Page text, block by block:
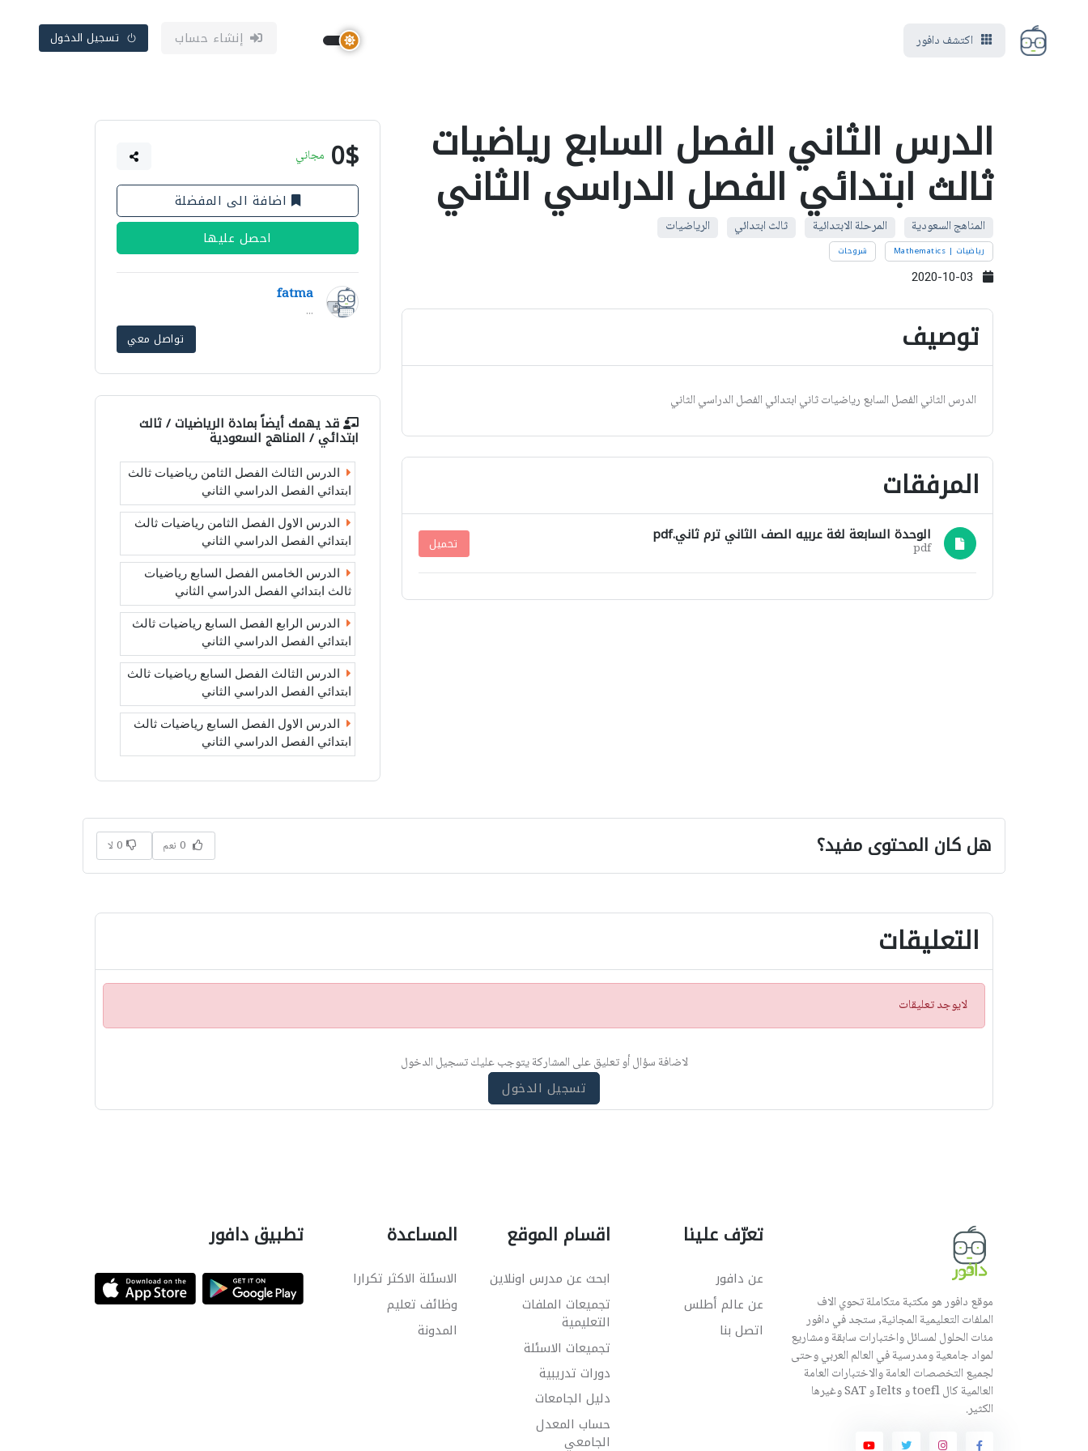
اكتشف دافور إنشاء حساب تسجيل الدخول
الدرس الثاني الفصل السابع رياضيات
ثالث ابتدائي الفصل الدراسي الثاني
المناهج السعودية المرحلة الابتدائية ثالث ابتدائي الرياضيات
رياضيات | Mathematics شروحات
توصيف
الدرس الثاني الفصل السابع رياضيات ثاني ابتدائي الفصل الدراسي الثاني
المرفقات
الوحدة السابعة لغة عربيه الصف الثاني ترم ثاني.pdf
pdf تحميل
0$ مجاني
اضافة الى المفضلة
احصل عليها
fatma
...
تواصل معي
قد يهمك أيضاً بمادة الرياضيات / ثالث
ابتدائي / المناهج السعودية
الدرس الثالث الفصل الثامن رياضيات ثالث
ابتدائي الفصل الدراسي الثاني
الدرس الاول الفصل الثامن رياضيات ثالث
ابتدائي الفصل الدراسي الثاني
الدرس الخامس الفصل السابع رياضيات
ثالث ابتدائي الفصل الدراسي الثاني
الدرس الرابع الفصل السابع رياضيات ثالث
ابتدائي الفصل الدراسي الثاني
الدرس الثالث الفصل السابع رياضيات ثالث
ابتدائي الفصل الدراسي الثاني
الدرس الاول الفصل السابع رياضيات ثالث
ابتدائي الفصل الدراسي الثاني
هل كان المحتوى مفيد؟ 0 نعم 0 لا
التعليقات
ت
ن
لايوجد تعليقات
لاضافة سؤال أو تعليق على المشاركة يتوجب عليك تسجيل الدخول
تسجيل الدخول
موقع دافور هو مكتبة متكاملة تحوي الاف
الملفات التعليمية المجانية, ستجد في دافور
مئات الحلول لمسائل واختبارات سابقة ومشاريع
لمواد جامعية ومدرسية في العالم العربي وحتى
لجميع التخصصات العامة والاختبارات العامة
العالمية كال toefl و Ielts و SAT وغيرها
الكثير.
تعرّف علينا
عن دافور
عن عالم أطلس
اتصل بنا
اقسام الموقع
ابحث عن مدرس اونلاين
تجميعات الملفات
التعليمية
تجميعات الاسئلة
دورات تدريبية
دليل الجامعات
حساب المعدل
الجامعي
المساعدة
الاسئلة الاكثر تكرارا
وظائف تعليم
المدونة
تطبيق دافور